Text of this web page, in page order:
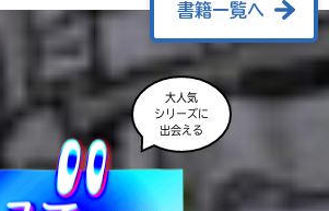
佐久間さのすけ／絵
書籍一覧へ
シリーズに
出会える